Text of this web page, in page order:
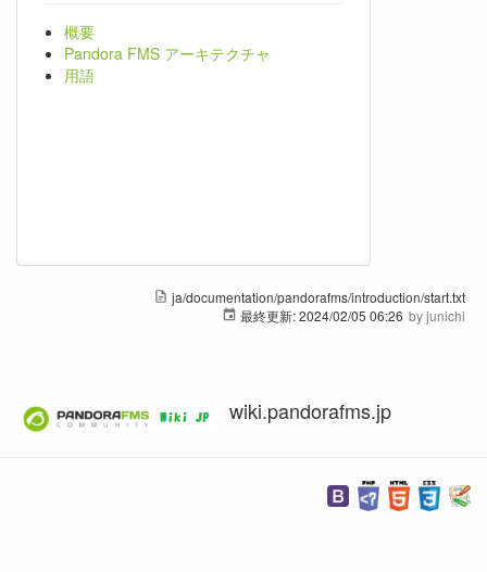
概要
Pandora FMS アーキテクチャ
用語
ja/documentation/pandorafms/introduction/start.txt
最終更新:2024/02/05 06:26 byjunichi
wiki.pandorafms.jp